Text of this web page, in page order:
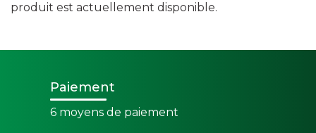
produit est actuellement disponible.
Paiement
6 moyens de paiement